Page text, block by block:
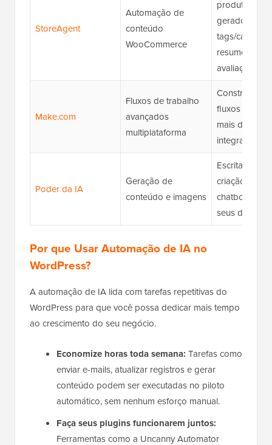
StoreAgent
Automação de
conteúdo
WooCommerce
produtos
gerador de
tags/
resumos de
avaliações
Make.com
Fluxos de trabalho
avançados
multiplataforma
Construtor
fluxos de
mais de 1.000
integrações
Poder da IA
Geração de
conteúdo e imagens
Escrita com
criação de
chatbot,
seus dados
Por que Usar Automação de IA no
WordPress?
A automação de IA lida com tarefas repetitivas do
WordPress para que você possa dedicar mais tempo
ao crescimento do seu negócio.
Economize horas toda semana: Tarefas como
enviar e-mails, atualizar registros e gerar
conteúdo podem ser executadas no piloto
automático, sem nenhum esforço manual.
Faça seus plugins funcionarem juntos:
Ferramentas como a Uncanny Automator